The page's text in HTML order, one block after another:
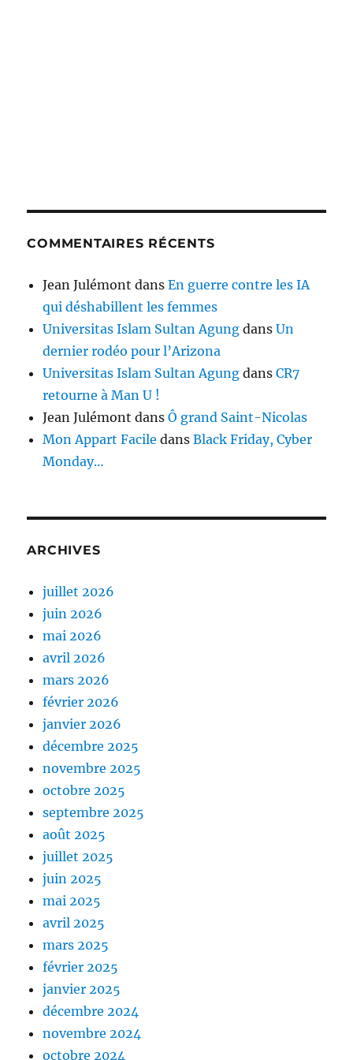
COMMENTAIRES RÉCENTS
Jean Julémont dansEn guerre contre les IA
qui déshabillent les femmes
Universitas Islam Sultan Agung dansUn
dernier rodéo pour l’Arizona
Universitas Islam Sultan Agung dansCR7
retourne à Man U !
Jean Julémont dansÔ grand Saint-Nicolas
Mon Appart Facile dansBlack Friday, Cyber
Monday…
ARCHIVES
juillet 2026
juin 2026
mai 2026
avril 2026
mars 2026
février 2026
janvier 2026
décembre 2025
novembre 2025
octobre 2025
septembre 2025
août 2025
juillet 2025
juin 2025
mai 2025
avril 2025
mars 2025
février 2025
janvier 2025
décembre 2024
novembre 2024
octobre 2024